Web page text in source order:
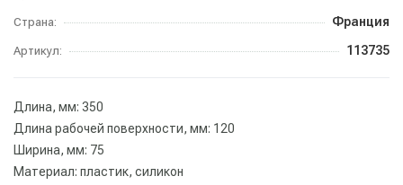
Страна: Франция
Артикул: 113735
Длина, мм: 350
Длина рабочей поверхности, мм: 120
Ширина, мм: 75
Материал: пластик, силикон